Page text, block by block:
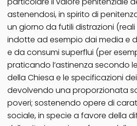
astenendosi, in spirito di
un giorno da futili distrazioni
indotte ad esempio dai media e
e da consumi superflui (per
praticando l’astinenza secondo
della Chiesa e le specificazioni
devolvendo una proporzionata
poveri; sostenendo opere di
sociale, in specie a favore della